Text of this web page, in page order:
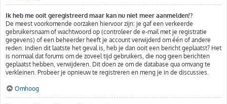
Ik heb me ooit geregistreerd maar kan nu niet meer aanmelden!?
De meest voorkomende oorzaken hiervoor zijn: je gaf een verkeerde
gebruikersnaam of wachtwoord op (controleer de e-mail met je registratie
gegevens) of een beheerder heeft je account verwijderd om één of andere
reden. Indien dit laatste het geval is, heb je dan ooit een bericht geplaatst? Het
is normaal dat forums om de zoveel tijd gebruikers, die nog geen berichten
geplaatst hebben, verwijderen. Dit doen ze om de database qua omvang te
verkleinen. Probeer je opnieuw te registreren en meng je in de discussies.
Omhoog